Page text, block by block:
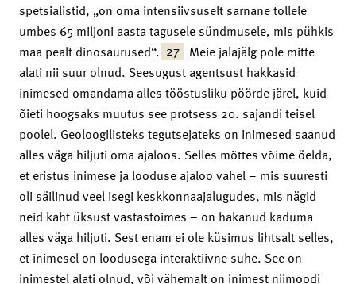
spetsialistid, „on oma intensiivsuselt sarnane tollele
umbes 65 miljoni aasta tagusele sündmusele, mis pühkis
maa pealt dinosaurused“. 27 Meie jalajälg pole mitte
alati nii suur olnud. Seesugust agentsust hakkasid
inimesed omandama alles tööstusliku pöörde järel, kuid
õieti hoogsaks muutus see protsess 20. sajandi teisel
poolel. Geoloogilisteks tegutsejateks on inimesed saanud
alles väga hiljuti oma ajaloos. Selles mõttes võime öelda,
et eristus inimese ja looduse ajaloo vahel – mis suuresti
oli säilinud veel isegi keskkonnaajalugudes, mis nägid
neid kaht üksust vastastoimes – on hakanud kaduma
alles väga hiljuti. Sest enam ei ole küsimus lihtsalt selles,
et inimesel on loodusega interaktiivne suhe. See on
inimestel alati olnud, või vähemalt on inimest niimoodi